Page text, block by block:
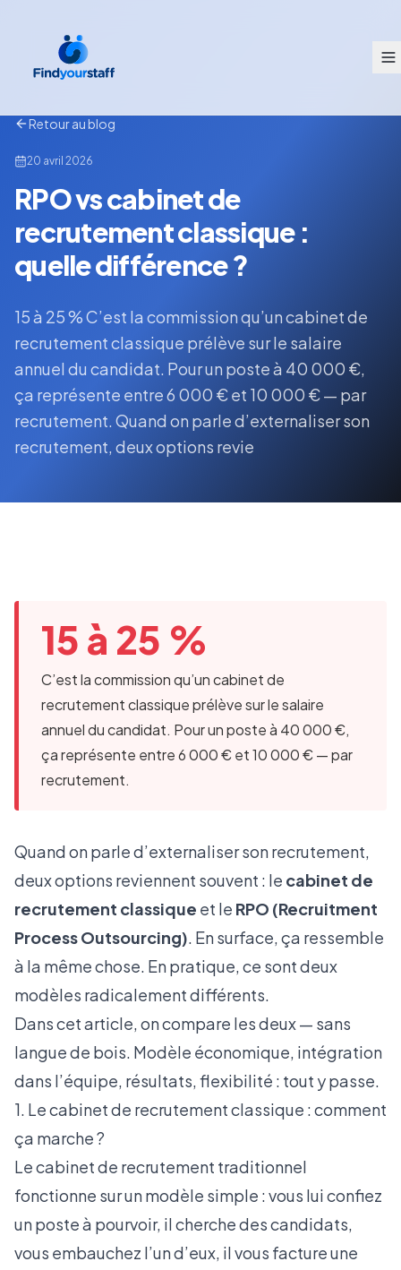
Retour au blog
20 avril 2026
RPO vs cabinet de
recrutement classique :
quelle différence ?
15 à 25 % C’est la commission qu’un cabinet de
recrutement classique prélève sur le salaire
annuel du candidat. Pour un poste à 40 000 €,
ça représente entre 6 000 € et 10 000 € — par
recrutement. Quand on parle d’externaliser son
recrutement, deux options revie
15 à 25 %
C’est la commission qu’un cabinet de
recrutement classique prélève sur le salaire
annuel du candidat. Pour un poste à 40 000 €,
ça représente entre 6 000 € et 10 000 € — par
recrutement.
Quand on parle d’externaliser son recrutement,
deux options reviennent souvent : le cabinet de
recrutement classique et le RPO (Recruitment
Process Outsourcing). En surface, ça ressemble
à la même chose. En pratique, ce sont deux
modèles radicalement différents.
Dans cet article, on compare les deux — sans
langue de bois. Modèle économique, intégration
dans l’équipe, résultats, flexibilité : tout y passe.
1. Le cabinet de recrutement classique : comment
ça marche ?
Le cabinet de recrutement traditionnel
fonctionne sur un modèle simple : vous lui confiez
un poste à pourvoir, il cherche des candidats,
vous embauchez l’un d’eux, il vous facture une